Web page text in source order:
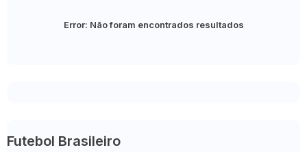
Error: Não foram encontrados resultados
Futebol Brasileiro